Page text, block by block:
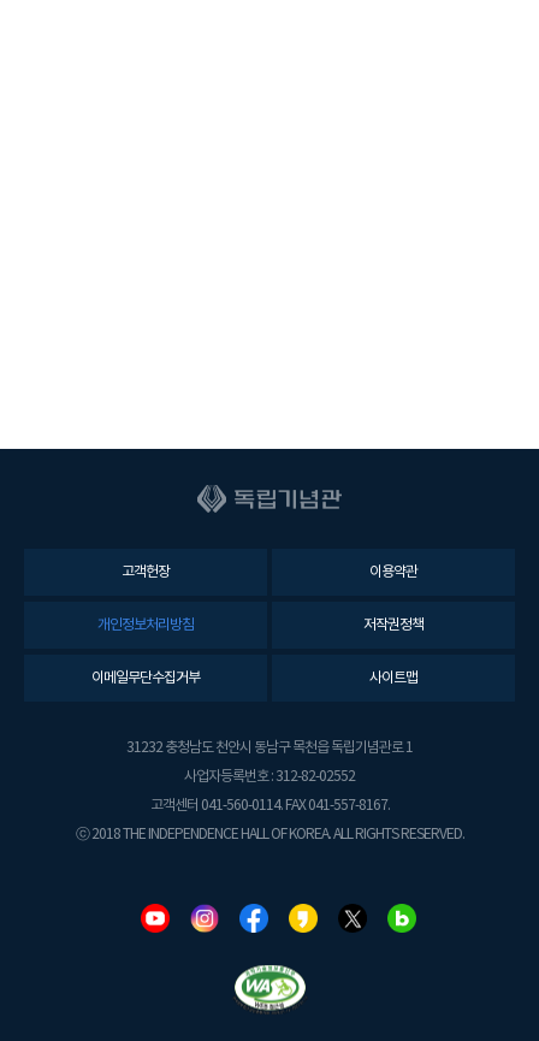
고객헌장 이용약관
개인정보처리방침 저작권정책
이메일무단수집거부 사이트맵
31232 충청남도 천안시 동남구 목천읍 독립기념관로 1
사업자등록번호 : 312-82-02552
고객센터 041-560-0114. FAX 041-557-8167.
ⓒ 2018 THE INDEPENDENCE HALL OF KOREA. ALL RIGHTS RESERVED.